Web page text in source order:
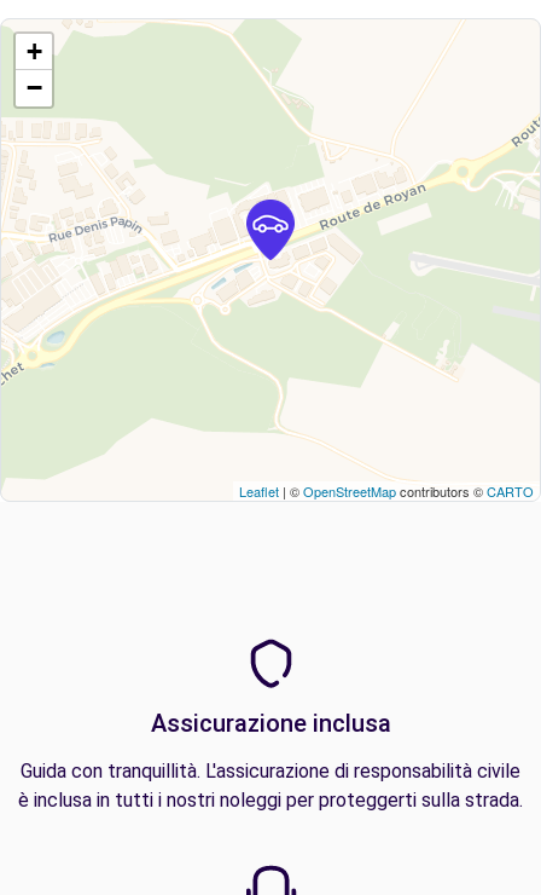
+
−
Leaflet | ©OpenStreetMapcontributors ©CARTO
Assicurazione inclusa
Guida con tranquillità. L'assicurazione di responsabilità civile
è inclusa in tutti i nostri noleggi per proteggerti sulla strada.